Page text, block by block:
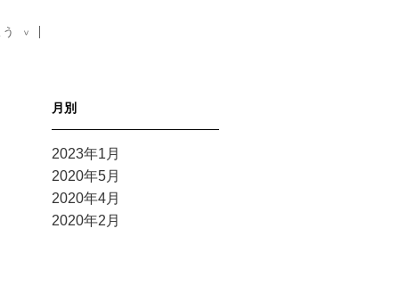
>
月別
2023年1月
2020年5月
2020年4月
2020年2月